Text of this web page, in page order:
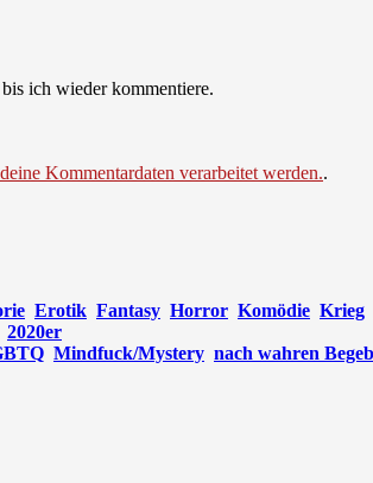
ich wieder kommentiere.
Kommentardaten verarbeitet werden..
Erotik Fantasy Horror Komödie Krieg
2020er
Mindfuck/Mystery nach wahren